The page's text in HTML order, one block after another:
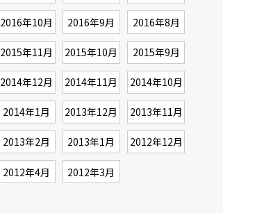
2016年10月 2016年9月 2016年8月
2015年11月 2015年10月 2015年9月
2014年12月 2014年11月 2014年10月
2014年1月 2013年12月 2013年11月
2013年2月 2013年1月 2012年12月
2012年4月 2012年3月